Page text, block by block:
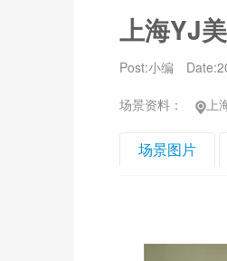
上海YJ
Post:小编
场景资料： 上
场景图片